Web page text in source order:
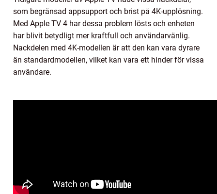
som begränsad appsupport och brist på 4K-upplösning.
Med Apple TV 4 har dessa problem lösts och enheten
har blivit betydligt mer kraftfull och användarvänlig.
Nackdelen med 4K-modellen är att den kan vara dyrare
än standardmodellen, vilket kan vara ett hinder för vissa
användare.